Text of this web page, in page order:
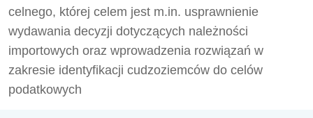
celnego, której celem jest m.in. usprawnienie
wydawania decyzji dotyczących należności
importowych oraz wprowadzenia rozwiązań w
zakresie identyfikacji cudzoziemców do celów
podatkowych